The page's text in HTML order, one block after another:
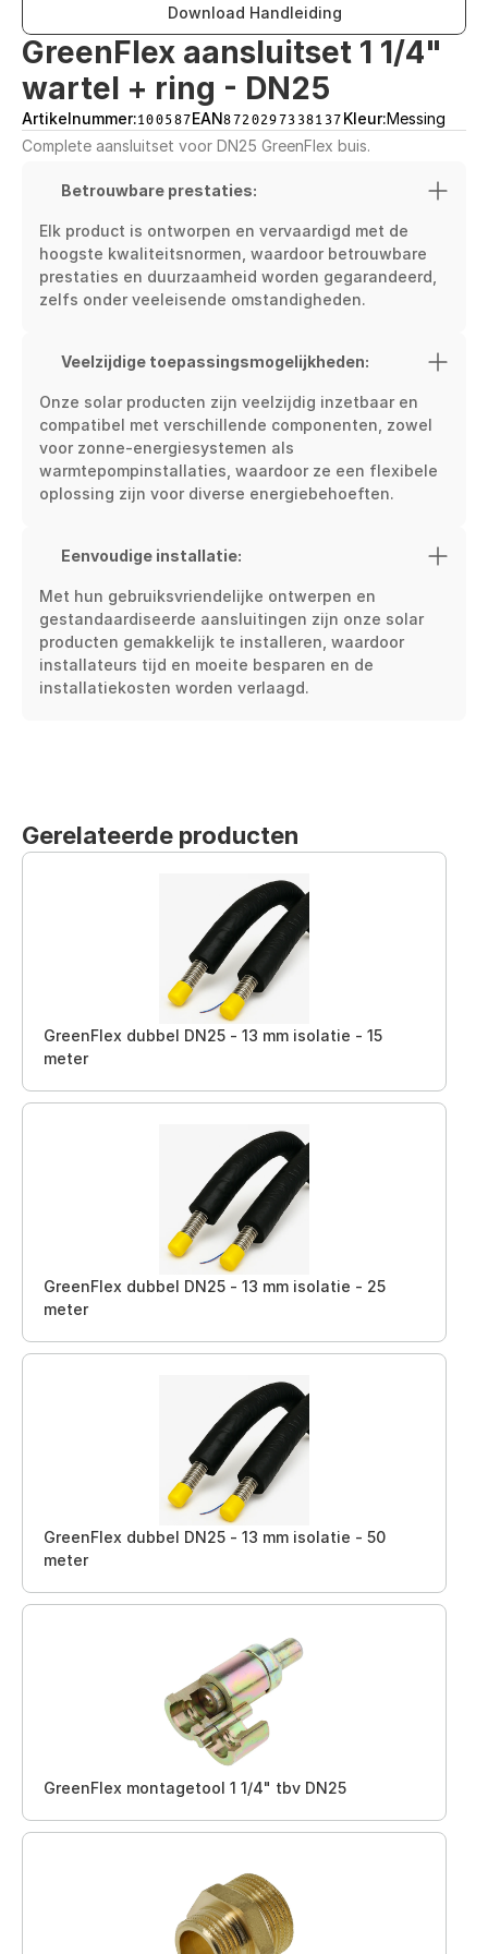
Download Handleiding
GreenFlex aansluitset 1 1/4"
wartel + ring - DN25
Artikelnummer:100587EAN8720297338137Kleur:Messing
Complete aansluitset voor DN25 GreenFlex buis.
Betrouwbare prestaties:
Elk product is ontworpen en vervaardigd met de
hoogste kwaliteitsnormen, waardoor betrouwbare
prestaties en duurzaamheid worden gegarandeerd,
zelfs onder veeleisende omstandigheden.
Veelzijdige toepassingsmogelijkheden:
Onze solar producten zijn veelzijdig inzetbaar en
compatibel met verschillende componenten, zowel
voor zonne-energiesystemen als
warmtepompinstallaties, waardoor ze een flexibele
oplossing zijn voor diverse energiebehoeften.
Eenvoudige installatie:
Met hun gebruiksvriendelijke ontwerpen en
gestandaardiseerde aansluitingen zijn onze solar
producten gemakkelijk te installeren, waardoor
installateurs tijd en moeite besparen en de
installatiekosten worden verlaagd.
Gerelateerde producten
GreenFlex dubbel DN25 - 13 mm isolatie - 15
meter
GreenFlex dubbel DN25 - 13 mm isolatie - 25
meter
GreenFlex dubbel DN25 - 13 mm isolatie - 50
meter
GreenFlex montagetool 1 1/4" tbv DN25